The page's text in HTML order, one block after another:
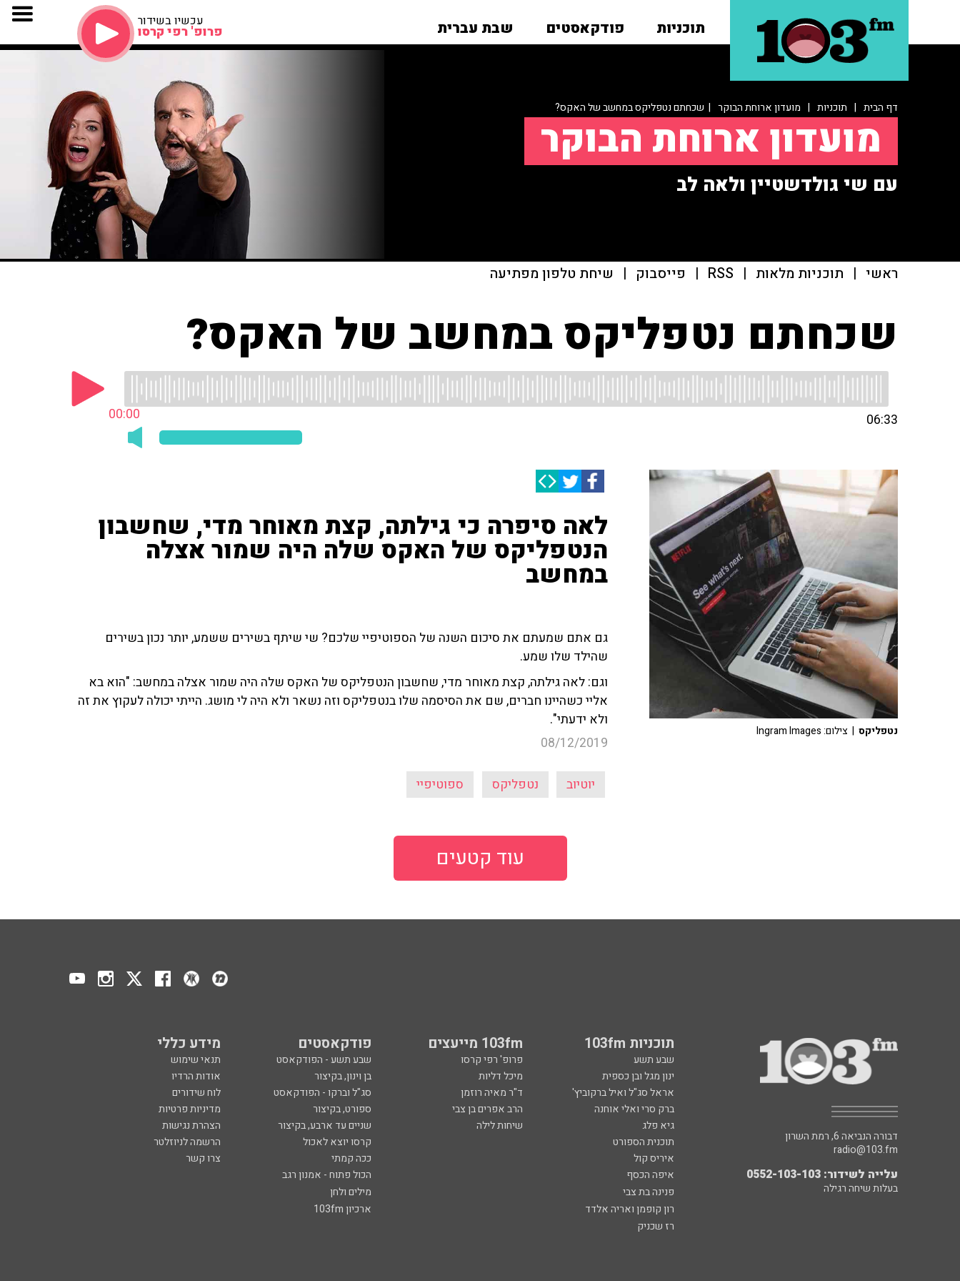
תוכניות פודקאסטים שבת עברית עכשיו בשידור
פרופ' רפי קרסו
דף הבית | תוכניות | מועדון ארוחת הבוקר | שכחתם נטפליקס במחשב של האקס?
מועדון ארוחת הבוקר
עם שי גולדשטיין ולאה לב
ראשי | תוכניות מלאות |
RSS
| פייסבוק | שיחת טלפון מפתיעה
שכחתם נטפליקס במחשב של האקס?
00:00 06:33
לאה סיפרה כי גילתה, קצת מאוחר מדי, שחשבון
הנטפליקס של האקס שלה היה שמור אצלה
במחשב
גם אתם שמעתם את סיכום השנה של הספוטיפיי שלכם? שי שיתף בשירים ששמע, יותר נכון בשירים
שהילד שלו שמע.
וגם: לאה גילתה, קצת מאוחר מדי, שחשבון הנטפליקס של האקס שלה היה שמור אצלה במחשב: "הוא בא
אליי כשהיינו חברים, שם את הסיסמה שלו בנטפליקס וזה נשאר ולא היה לי מושג. הייתי יכולה לעקוץ את זה
ולא ידעתי".
08/12/2019
יוטיוב נטפליקס ספוטיפיי
נטפליקס | צילום: Ingram Images
עוד קטעים
תוכניות 103fm 103fm מייעצים פודקאסטים מידע כללי
שבע תשע פרופ' רפי קרסו שבע תשע - הפודקאסט
תנאי שימוש
ינון מגל ובן כספית
מיכל דליות בן וינון, בקיצור
אודות הרדיו
אראל סג"ל ואיל ברקוביץ'
ד"ר מאיה רוזמן סג"ל וברקו - הפודקאסט
לוח שידורים
ברק סרי ואלי אוחנה
הרב אפרים בן צבי ספורט, בקיצור
מדיניות פרטיות
גיא פלג
שיחות לילה שניים עד ארבע, בקיצור
הצהרת נגישות
תוכנית הספורט
קרסו יוצא לאכול
הרשמה לניוזלטר
איריס קול
ככה קמתי
צרו קשר
איפה הכסף
הכול פתוח - אמנון רגב
פנינה בת צבי
מילים ולחן
רון קופמן ואריה אלדד
ארכיון 103fm
רז שכניק
דבורה הנביאה 6, רמת השרון
radio@103.fm
עלייה לשידור: 0552-103-103
בעלות שיחה רגילה